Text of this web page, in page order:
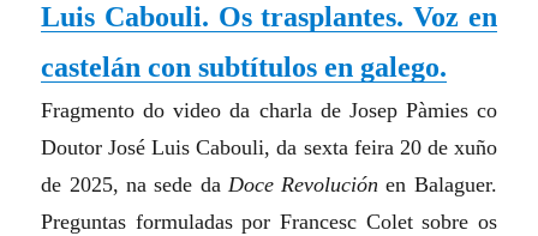
Luis Cabouli. Os trasplantes. Voz en
castelán con subtítulos en galego.
Fragmento do video da charla de Josep Pàmies co
Doutor José Luis Cabouli, da sexta feira 20 de xuño
de 2025, na sede da Doce Revolución en Balaguer.
Preguntas formuladas por Francesc Colet sobre os